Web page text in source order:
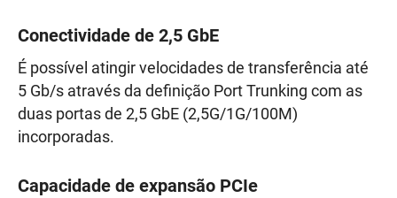
Conectividade de 2,5 GbE
É possível atingir velocidades de transferência até
5 Gb/s através da definição Port Trunking com as
duas portas de 2,5 GbE (2,5G/1G/100M)
incorporadas.
Capacidade de expansão PCIe